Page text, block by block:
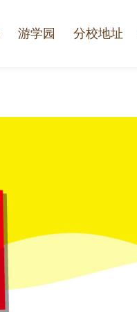
游学园 分校地址